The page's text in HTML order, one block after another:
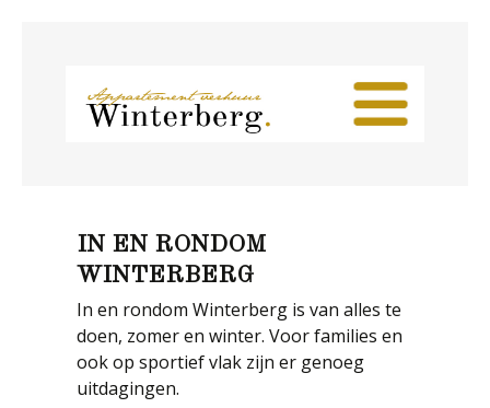
IN EN RONDOM
WINTERBERG
In en rondom Winterberg is van alles te
doen, zomer en winter. Voor families en
ook op sportief vlak zijn er genoeg
uitdagingen.